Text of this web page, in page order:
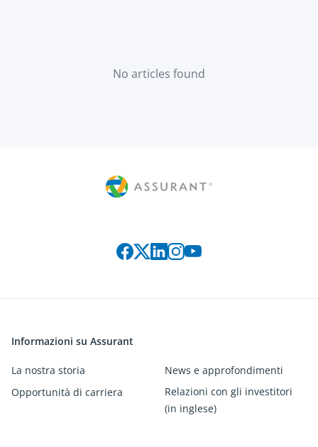
No articles found
Informazioni su Assurant
La nostra storia
News e approfondimenti
Opportunità di carriera
Relazioni con gli investitori
(in inglese)